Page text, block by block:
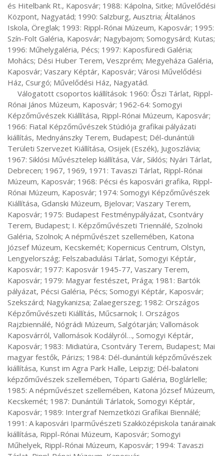
és Hitelbank Rt., Kaposvár; 1988: Kápolna, Sitke; Művelődési
Központ, Nagyatád; 1990: Salzburg, Ausztria; Általános
Iskola, Öreglak; 1993: Rippl-Rónai Múzeum, Kaposvár; 1995:
Szín-Folt Galéria, Kaposvár; Nagybajom; Somogysárd; Kutas;
1996: Műhelygaléria, Pécs; 1997: Kaposfüredi Galéria;
Mohács; Dési Huber Terem, Veszprém; Megyeháza Galéria,
Kaposvár; Vaszary Képtár, Kaposvár; Városi Művelődési
Ház, Csurgó; Művelődési Ház, Nagyatád.
Rónai János Múzeum, Kaposvár; 1962-64: Somogyi
Képzőművészek Kiállítása, Rippl-Rónai Múzeum, Kaposvár;
1966: Fiatal Képzőművészek Stúdiója grafikai pályázati
kiállítás, Mednyánszky Terem, Budapest; Dél-dunántúli
Területi Szervezet Kiállítása, Osijek (Eszék), Jugoszlávia;
1967: Siklósi Művésztelep kiállítása, Vár, Siklós; Nyári Tárlat,
Debrecen; 1967, 1969, 1971: Tavaszi Tárlat, Rippl-Rónai
Múzeum, Kaposvár; 1968: Pécsi és kaposvári grafika, Rippl-
Rónai Múzeum, Kaposvár; 1974: Somogyi Képzőművészek
Kiállítása, Gdanski Múzeum, Bjelovar; Vaszary Terem,
Kaposvár; 1975: Budapest Festménypályázat, Csontváry
Terem, Budapest; I. Képzőművészeti Triennálé, Szolnoki
Galéria, Szolnok; A népművészet szellemében, Katona
József Múzeum, Kecskemét; Kopernicus Centrum, Olstyn,
Lengyelország; Felszabadulási Tárlat, Somogyi Képtár,
Kaposvár; 1977: Kaposvár 1945-77, Vaszary Terem,
Kaposvár; 1979: Magyar festészet, Prága; 1981: Bartók
pályázat, Pécsi Galéria, Pécs; Somogyi Képtár, Kaposvár;
Szekszárd; Nagykanizsa; Zalaegerszeg; 1982: Országos
Képzőművészeti Kiállítás, Műcsarnok; I. Országos
Rajzbiennálé, Nógrádi Múzeum, Salgótarján; Vallomások
Kaposvárról, Vallomások Kodályról…, Somogyi Képtár,
Kaposvár; 1983: Midiatúra, Csontváry Terem, Budapest; Mai
magyar festők, Párizs; 1984: Dél-dunántúli képzőművészek
kiállítása, Kunst im Agra Park Halle, Leipzig; Dél-balatoni
képzőművészek szellemében, Tóparti Galéria, Boglárlelle;
1985: A népművészet szellemében, Katona József Múzeum,
Kecskemét; 1987: Dunántúli Tárlatok, Somogyi Képtár,
Kaposvár; 1989: Intergraf Nemzetközi Grafikai Biennálé;
1991: A kaposvári Iparművészeti Szakközépiskola tanárainak
kiállítása, Rippl-Rónai Múzeum, Kaposvár; Somogyi
Műhelyek, Rippl-Rónai Múzeum, Kaposvár; 1994: Tavaszi